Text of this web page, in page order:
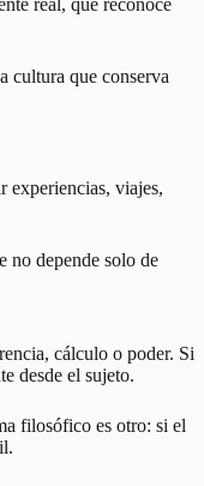
real, qué reconoce
cultura que conserva
experiencias, viajes,
no depende solo de
cálculo o poder. Si
desde el sujeto.
filosófico es otro: si el